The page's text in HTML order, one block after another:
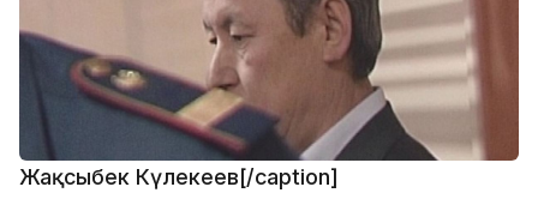
Жақсыбек Күлекеев[/caption]